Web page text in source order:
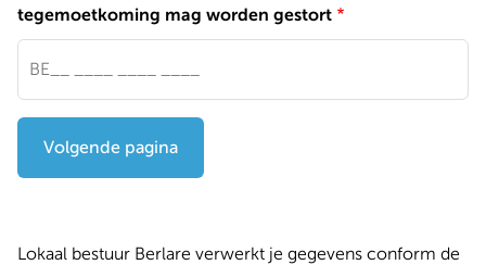
tegemoetkoming mag worden gestort
Volgende pagina
Lokaal bestuur Berlare verwerkt je gegevens conform de